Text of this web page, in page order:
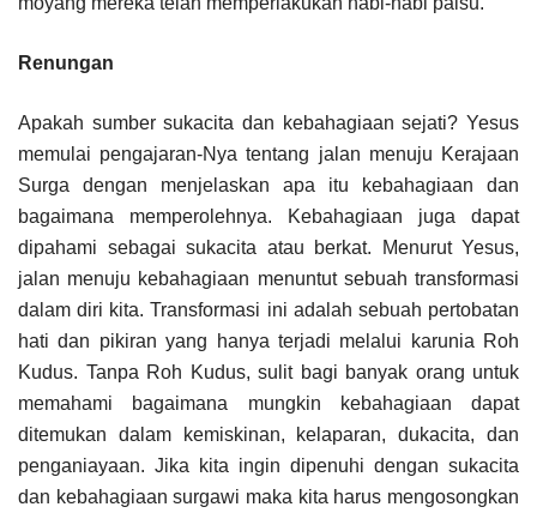
Renungan
Apakah sumber sukacita dan kebahagiaan sejati? Yesus
memulai pengajaran-Nya tentang jalan menuju Kerajaan
Surga dengan menjelaskan apa itu kebahagiaan dan
bagaimana memperolehnya. Kebahagiaan juga dapat
dipahami sebagai sukacita atau berkat. Menurut Yesus,
jalan menuju kebahagiaan menuntut sebuah transformasi
dalam diri kita. Transformasi ini adalah sebuah pertobatan
hati dan pikiran yang hanya terjadi melalui karunia Roh
Kudus. Tanpa Roh Kudus, sulit bagi banyak orang untuk
memahami bagaimana mungkin kebahagiaan dapat
ditemukan dalam kemiskinan, kelaparan, dukacita, dan
penganiayaan. Jika kita ingin dipenuhi dengan sukacita
dan kebahagiaan surgawi maka kita harus mengosongkan